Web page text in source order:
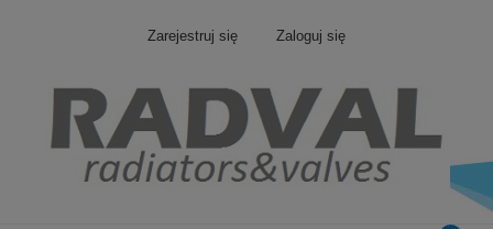
Zarejestruj się Zaloguj się